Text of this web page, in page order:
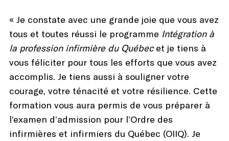
« Je constate avec une grande joie que vous avez
tous et toutes réussi le programme Intégration à
la profession infirmière du Québecet je tiens à
vous féliciter pour tous les efforts que vous avez
accomplis. Je tiens aussi à souligner votre
courage, votre ténacité et votre résilience. Cette
formation vous aura permis de vous préparer à
l’examen d’admission pour l’Ordre des
infirmières et infirmiers du Québec (OIIQ). Je